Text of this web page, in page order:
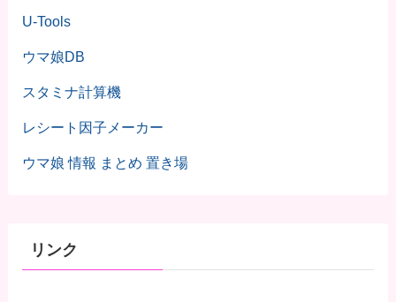
U-Tools
ウマ娘DB
スタミナ計算機
レシート因子メーカー
ウマ娘 情報 まとめ 置き場
リンク